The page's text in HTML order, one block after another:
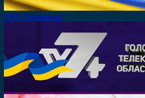
TV7+ Телеканал